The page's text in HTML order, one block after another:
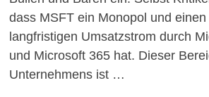
dass MSFT ein Monopol und
langfristigen Umsatzstrom durch
und Microsoft 365 hat. Dieser
Unternehmens ist …